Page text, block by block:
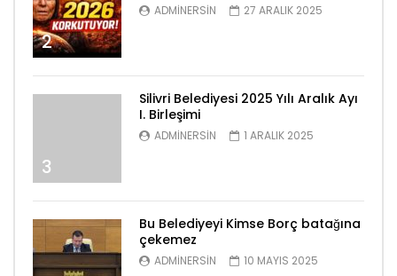
2
ADMINERSIN 27 ARALIK 2025
3
Silivri Belediyesi 2025 Yılı Aralık Ayı
I. Birleşimi
ADMINERSIN 1 ARALIK 2025
Bu Belediyeyi Kimse Borç batağına
çekemez
ADMINERSIN 10 MAYIS 2025